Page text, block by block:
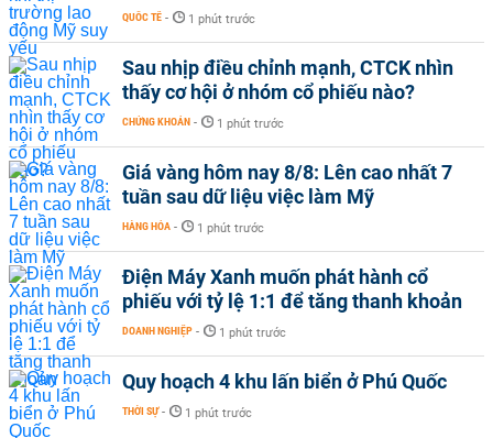
QUỐC TẾ - 1 phút trước
Sau nhịp điều chỉnh mạnh, CTCK nhìn
thấy cơ hội ở nhóm cổ phiếu nào?
CHỨNG KHOÁN - 1 phút trước
Giá vàng hôm nay 8/8: Lên cao nhất 7
tuần sau dữ liệu việc làm Mỹ
HÀNG HÓA - 1 phút trước
Điện Máy Xanh muốn phát hành cổ
phiếu với tỷ lệ 1:1 để tăng thanh khoản
DOANH NGHIỆP - 1 phút trước
Quy hoạch 4 khu lấn biển ở Phú Quốc
THỜI SỰ - 1 phút trước